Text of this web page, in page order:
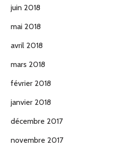
juin 2018
mai 2018
avril 2018
mars 2018
février 2018
janvier 2018
décembre 2017
novembre 2017